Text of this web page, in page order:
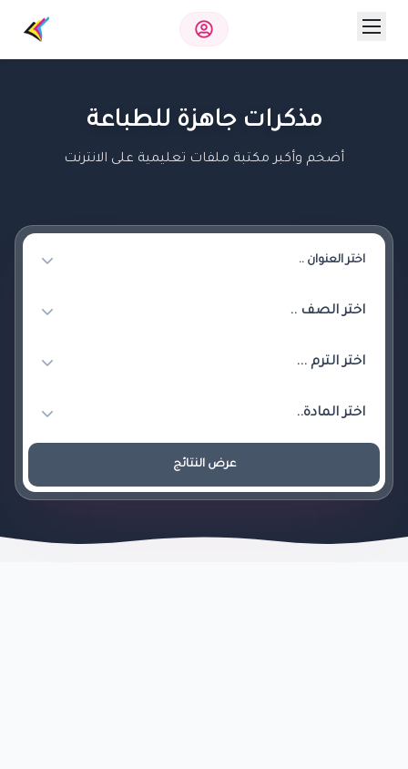
مذكرات جاهزة للطباعة
أضخم وأكبر مكتبة ملفات تعليمية على الانترنت
عرض النتائج